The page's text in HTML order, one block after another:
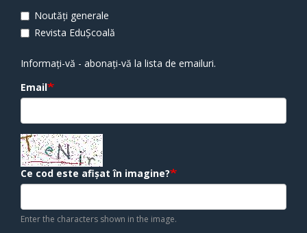
Noutăți generale
Revista EduȘcoală
Informați-vă - abonați-vă la lista de emailuri.
Email
Ce cod este afișat în imagine?
Enter the characters shown in the image.